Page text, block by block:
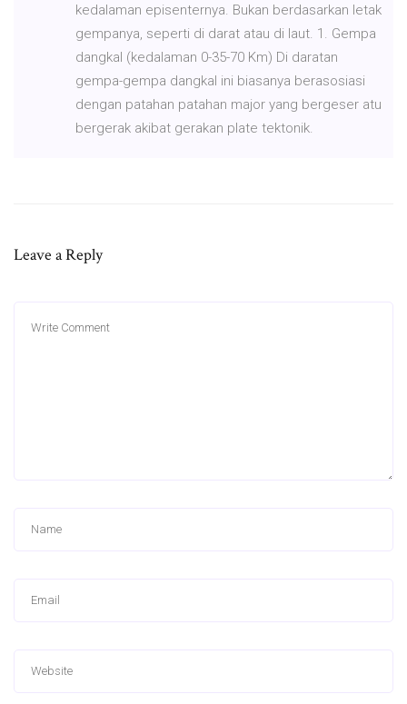
kedalaman episenternya. Bukan berdasarkan letak
gempanya, seperti di darat atau di laut. 1. Gempa
dangkal (kedalaman 0-35-70 Km) Di daratan
gempa-gempa dangkal ini biasanya berasosiasi
dengan patahan patahan major yang bergeser atu
bergerak akibat gerakan plate tektonik.
Leave a Reply